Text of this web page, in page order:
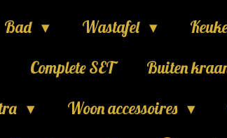
Bad Wastafel
Complete SET Buiten
Woon accessoires